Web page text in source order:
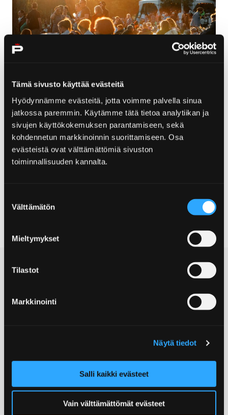
Tämä sivusto käyttää evästeitä
Hyödynnämme evästeitä, jotta voimme palvella sinua
jatkossa paremmin. Käytämme tätä tietoa analytiikan ja
sivujen käyttökokemuksen parantamiseen, sekä
kohdennetun markkinoinnin suorittamiseen. Osa
evästeistä ovat välttämättömiä sivuston
toiminnallisuuden kannalta.
valinta
Välttämätön
Mieltymykset
Tilastot
Markkinointi
Näytä tiedot
Salli kaikki evästeet
Vain välttämättömät evästeet
Pori ja sen tapahtumat kutsuvat kesän
viettoon
20.5.2026
Porissa lomaillessa ei tarvitse tinkiä tapahtumista:
olitpa musiikin ystävä, teatterin harrastaja tai etsit
koko perheen aktiviteetteja, löydät varmasti mieluisaa
Yrjönkatu 6, 28100 Pori
Matkailuneuvonta:
(02) 621 7900